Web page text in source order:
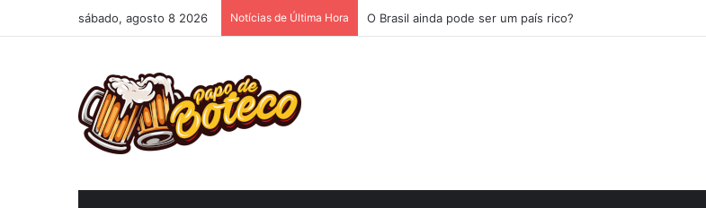
sábado, agosto 8 2026 Notícias de Última Hora O Brasil ainda pode ser um país rico?